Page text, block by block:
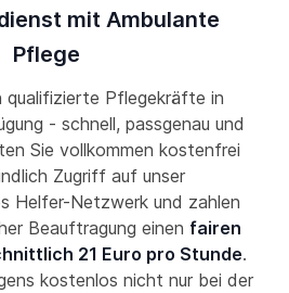
mit Ambulante
Pflege
qualifizierte Pflegekräfte in
- schnell, passgenau und
Sie vollkommen kostenfrei
Zugriff auf unser
Helfer-Netzwerk und zahlen
Beauftragung einen fairen
21 Euro pro Stunde.
kostenlos nicht nur bei der